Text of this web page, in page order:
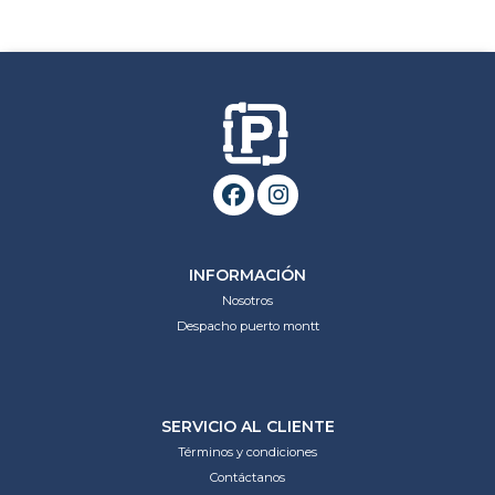
INFORMACIÓN
Nosotros
Despacho puerto montt
SERVICIO AL CLIENTE
Términos y condiciones
Contáctanos